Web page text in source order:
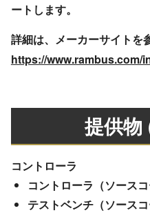
ートします。
詳細は、メーカーサイトを
https://www.rambus.com/
提供
コントローラ
コントローラ（ソースコ
テストベンチ（ソースコ